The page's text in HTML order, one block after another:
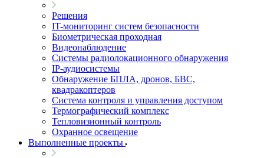
Решения
IT-мониторинг систем безопасности
Биометрическая проходная
Видеонаблюдение
Системы радиолокационного обнаружения
IP-аудиосистемы
Обнаружение БПЛА, дронов, БВС,
квадракоптеров
Система контроля и управления доступом
Термографический комплекс
Тепловизионный контроль
Охранное освещение
Выполненные проекты